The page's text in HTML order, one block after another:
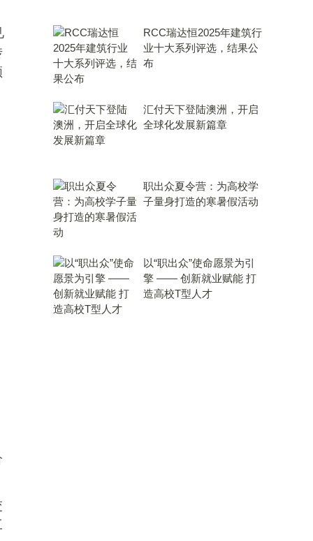
RCC瑞达恒2025年建筑行
业十大系列评选，结果公
布
汇付天下登陆澳洲，开启
全球化发展新篇章
职出众夏令营：为高校学
子量身打造的寒暑假活动
以“职出众”使命愿景为引
擎 —— 创新就业赋能 打
造高校T型人才